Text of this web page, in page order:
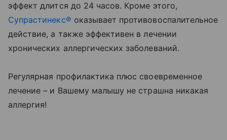
эффект длится до 24 часов. Кроме этого,
Супрастинекс® оказывает противовоспалительное
действие, а также эффективен в лечении
хронических аллергических заболеваний.
Регулярная профилактика плюс своевременное
лечение – и Вашему малышу не страшна никакая
аллергия!